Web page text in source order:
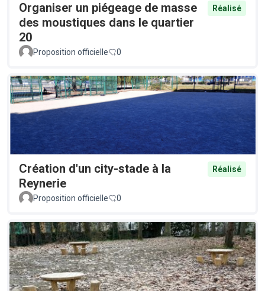
Organiser un piégeage de masse
des moustiques dans le quartier
20
Réalisé
Proposition officielle 0
Création d'un city-stade à la
Reynerie
Réalisé
Proposition officielle 0